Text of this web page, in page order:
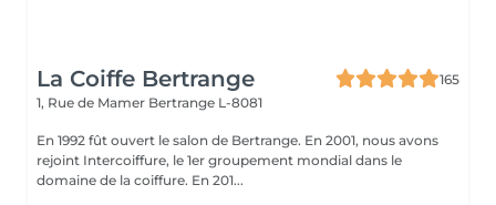
La Coiffe Bertrange
165
1, Rue de Mamer Bertrange L-8081
En 1992 fût ouvert le salon de Bertrange. En 2001, nous avons
rejoint Intercoiffure, le 1er groupement mondial dans le
domaine de la coiffure. En 201...